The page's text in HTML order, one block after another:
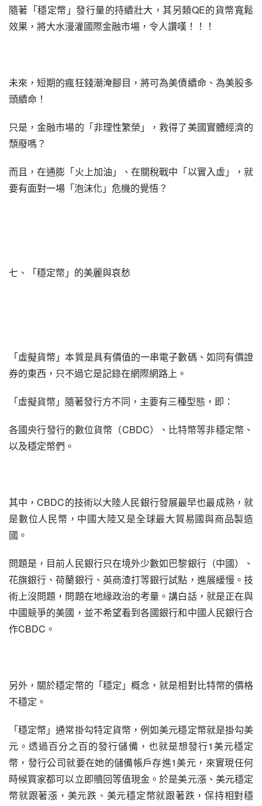
隨著「穩定幣」發行量的持續壯大，其另類QE的貨幣寬鬆
效果，將大水漫灌國際金融市場，令人讚嘆！！！
未來，短期的瘋狂錢潮淹腳目，將可為美債續命、為美股多
頭續命！
只是，金融市場的「非理性繁榮」，救得了美國實體經濟的
頹廢嗎？
而且，在通膨「火上加油」、在關稅戰中「以實入虛」，就
要有面對一場「泡沫化」危機的覺悟？
七、「穩定幣」的美麗與哀愁
「虛擬貨幣」本質是具有價值的一串電子數碼、如同有價證
券的東西，只不過它是記錄在網際網路上。
「虛擬貨幣」隨著發行方不同，主要有三種型態，即：
各國央行發行的數位貨幣（CBDC）、比特幣等非穩定幣、
以及穩定幣們。
其中，CBDC的技術以大陸人民銀行發展最早也最成熟，就
是數位人民幣，中國大陸又是全球最大貿易國與商品製造
國。
問題是，目前人民銀行只在境外少數如巴黎銀行（中國）、
花旗銀行、荷蘭銀行、英商渣打等銀行試點，進展緩慢。技
術上沒問題，問題在地緣政治的考量。講白話，就是正在與
中國競爭的美國，並不希望看到各國銀行和中國人民銀行合
作CBDC。
另外，關於穩定幣的「穩定」概念，就是相對比特幣的價格
不穩定。
「穩定幣」通常掛勾特定貨幣，例如美元穩定幣就是掛勾美
元。透過百分之百的發行儲備，也就是想發行1美元穩定
幣，發行公司就要在她的儲備帳戶存進1美元，來實現任何
時候買家都可以立即贖回等值現金。於是美元漲、美元穩定
幣就跟著漲，美元跌、美元穩定幣就跟著跌，保持相對穩